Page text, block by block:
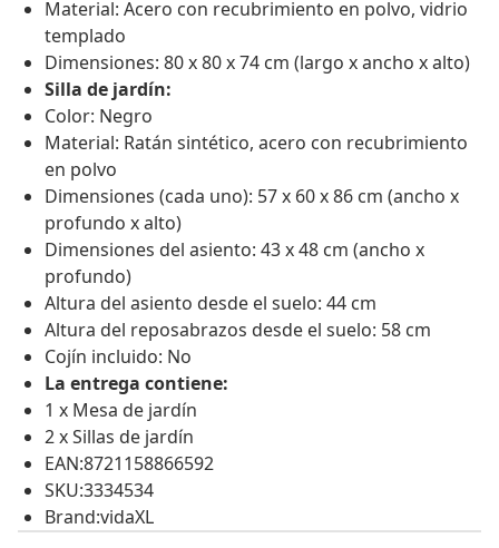
Material: Acero con recubrimiento en polvo, vidrio
templado
Dimensiones: 80 x 80 x 74 cm (largo x ancho x alto)
Silla de jardín:
Color: Negro
Material: Ratán sintético, acero con recubrimiento
en polvo
Dimensiones (cada uno): 57 x 60 x 86 cm (ancho x
profundo x alto)
Dimensiones del asiento: 43 x 48 cm (ancho x
profundo)
Altura del asiento desde el suelo: 44 cm
Altura del reposabrazos desde el suelo: 58 cm
Cojín incluido: No
La entrega contiene:
1 x Mesa de jardín
2 x Sillas de jardín
EAN:8721158866592
SKU:3334534
Brand:vidaXL